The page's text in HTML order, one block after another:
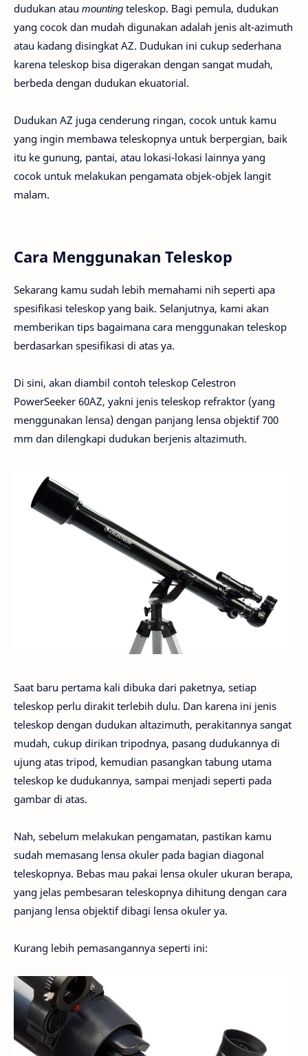
dudukan atau mounting teleskop. Bagi pemula, dudukan
yang cocok dan mudah digunakan adalah jenis alt-azimuth
atau kadang disingkat AZ. Dudukan ini cukup sederhana
karena teleskop bisa digerakan dengan sangat mudah,
berbeda dengan dudukan ekuatorial.
Dudukan AZ juga cenderung ringan, cocok untuk kamu
yang ingin membawa teleskopnya untuk berpergian, baik
itu ke gunung, pantai, atau lokasi-lokasi lainnya yang
cocok untuk melakukan pengamata objek-objek langit
malam.
Cara Menggunakan Teleskop
Sekarang kamu sudah lebih memahami nih seperti apa
spesifikasi teleskop yang baik. Selanjutnya, kami akan
memberikan tips bagaimana cara menggunakan teleskop
berdasarkan spesifikasi di atas ya.
Di sini, akan diambil contoh teleskop Celestron
PowerSeeker 60AZ, yakni jenis teleskop refraktor (yang
menggunakan lensa) dengan panjang lensa objektif 700
mm dan dilengkapi dudukan berjenis altazimuth.
Saat baru pertama kali dibuka dari paketnya, setiap
teleskop perlu dirakit terlebih dulu. Dan karena ini jenis
teleskop dengan dudukan altazimuth, perakitannya sangat
mudah, cukup dirikan tripodnya, pasang dudukannya di
ujung atas tripod, kemudian pasangkan tabung utama
teleskop ke dudukannya, sampai menjadi seperti pada
gambar di atas.
Nah, sebelum melakukan pengamatan, pastikan kamu
sudah memasang lensa okuler pada bagian diagonal
teleskopnya. Bebas mau pakai lensa okuler ukuran berapa,
yang jelas pembesaran teleskopnya dihitung dengan cara
panjang lensa objektif dibagi lensa okuler ya.
Kurang lebih pemasangannya seperti ini: